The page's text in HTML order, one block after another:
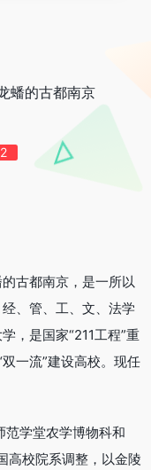
蟠的古都南京
2
古都南京，是一所以
、管、工、文、法学
，是国家“211工程”重
一流”建设高校。现任
学堂农学博物科和
高校院系调整，以金陵